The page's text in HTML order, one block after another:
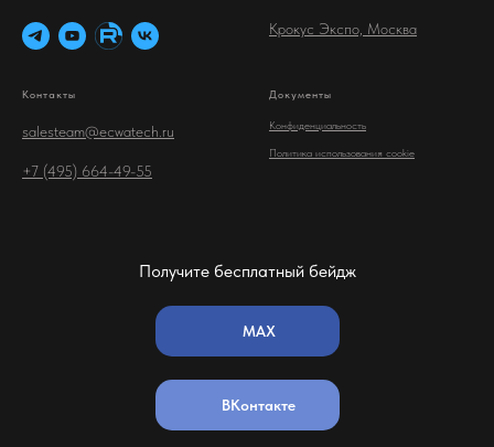
Крокус Экспо, Москва
Контакты
salesteam@ecwatech.ru
+7 (495) 664-49-55
Документы
Конфиденциальность
Политика использования cookie
Получите бесплатный бейдж
ВКонтакте
MAX